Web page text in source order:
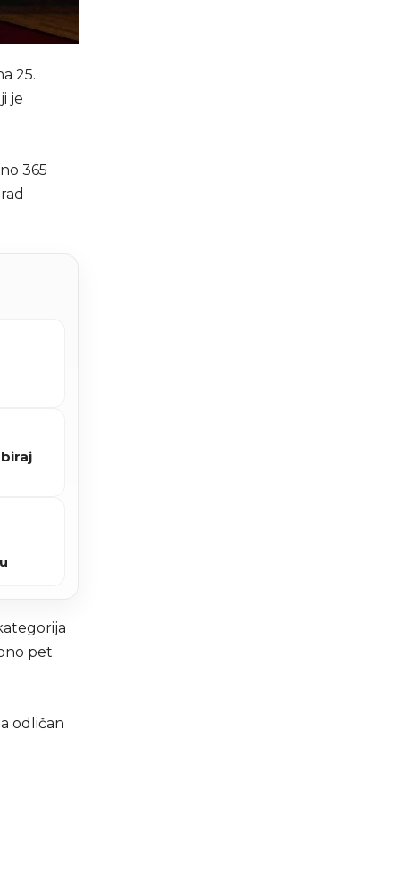
25.
je
365
pet
odličan